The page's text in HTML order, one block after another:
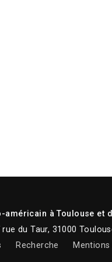
américain à Toulouse et
rue du Taur, 31000
Recherche Mentions